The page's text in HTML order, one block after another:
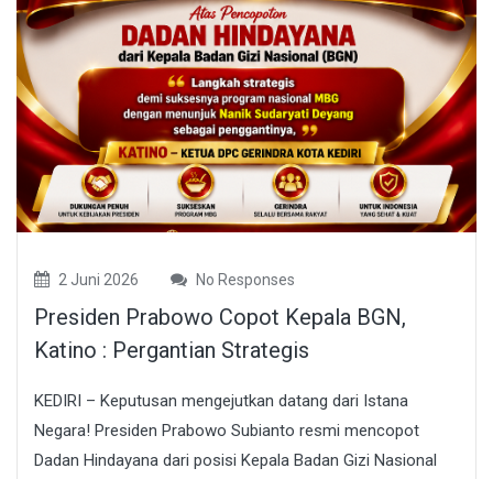
2 Juni 2026 No Responses
Presiden Prabowo Copot Kepala BGN,
Katino : Pergantian Strategis
KEDIRI – Keputusan mengejutkan datang dari Istana
Negara! Presiden Prabowo Subianto resmi mencopot
Dadan Hindayana dari posisi Kepala Badan Gizi Nasional